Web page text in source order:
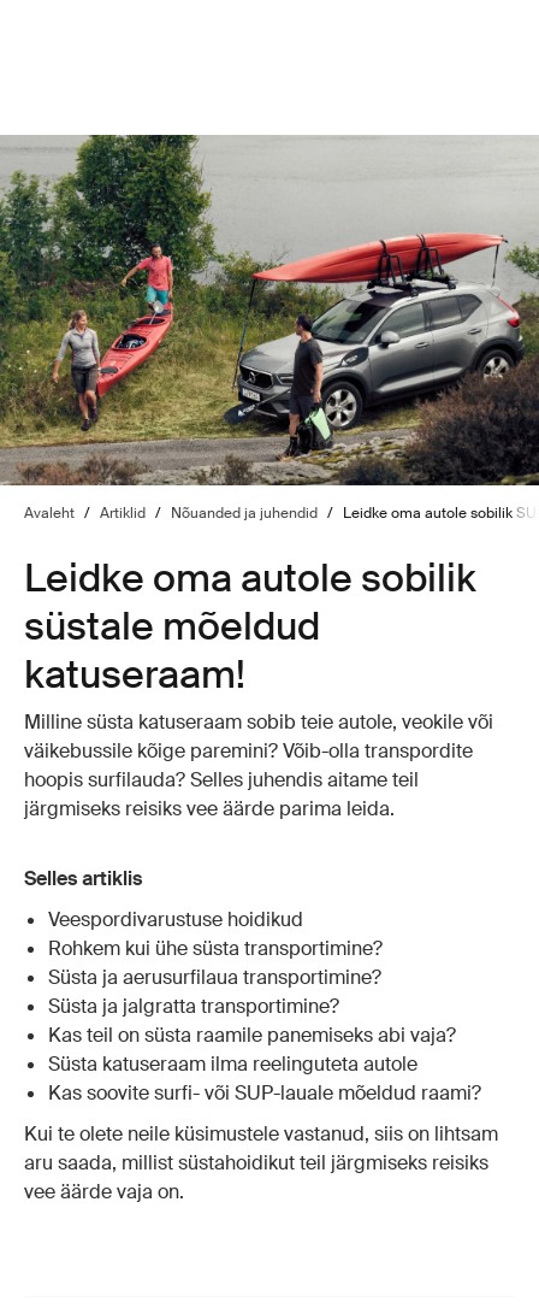
Avaleht / Artiklid / Nõuanded ja juhendid / Leidke oma autole sobilik
Leidke oma autole sobilik
süstale mõeldud
katuseraam!
Milline süsta katuseraam sobib teie autole, veokile või
väikebussile kõige paremini? Võib-olla transpordite
hoopis surfilauda? Selles juhendis aitame teil
järgmiseks reisiks vee äärde parima leida.
Selles artiklis
Veespordivarustuse hoidikud
Rohkem kui ühe süsta transportimine?
Süsta ja aerusurfilaua transportimine?
Süsta ja jalgratta transportimine?
Kas teil on süsta raamile panemiseks abi vaja?
Süsta katuseraam ilma reelinguteta autole
Kas soovite surfi- või SUP-lauale mõeldud raami?
Kui te olete neile küsimustele vastanud, siis on lihtsam
aru saada, millist süstahoidikut teil järgmiseks reisiks
vee äärde vaja on.